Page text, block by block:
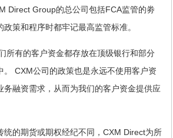
Direct Group的总公司包括FCA监管的劵
策和程序时都牢记最高监管标准。
所有的客户资金都存放在顶级银行和部分
。 CXM公司的政策也是永远不使用客户资
务融资需求，从而为我们的客户资金提供应
统的期货或期权经纪不同，CXM Direct为所